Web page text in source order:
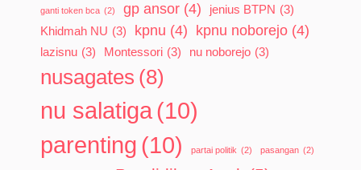
ganti token bca (2) gp ansor (4) jenius BTPN (3)
Khidmah NU (3) kpnu (4) kpnu noborejo (4)
lazisnu (3) Montessori (3) nu noborejo (3)
nusagates (8)
nu salatiga(10)
parenting (10) partai politik (2) pasangan (2)